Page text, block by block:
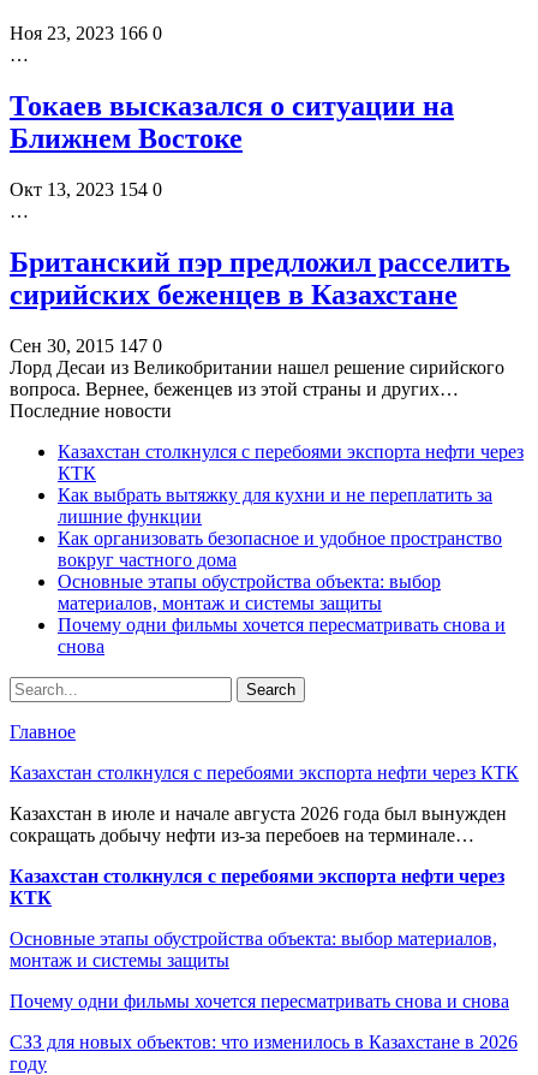
Ноя 23, 2023 166 0
…
Токаев высказался о ситуации на
Ближнем Востоке
Окт 13, 2023 154 0
…
Британский пэр предложил расселить
сирийских беженцев в Казахстане
Сен 30, 2015 147 0
Лорд Десаи из Великобритании нашел решение сирийского
вопроса. Вернее, беженцев из этой страны и других…
Последние новости
Казахстан столкнулся с перебоями экспорта нефти через
КТК
Как выбрать вытяжку для кухни и не переплатить за
лишние функции
Как организовать безопасное и удобное пространство
вокруг частного дома
Основные этапы обустройства объекта: выбор
материалов, монтаж и системы защиты
Почему одни фильмы хочется пересматривать снова и
снова
Главное
Казахстан столкнулся с перебоями экспорта нефти через КТК
Казахстан в июле и начале августа 2026 года был вынужден
сокращать добычу нефти из-за перебоев на терминале…
Казахстан столкнулся с перебоями экспорта нефти через
КТК
Основные этапы обустройства объекта: выбор материалов,
монтаж и системы защиты
Почему одни фильмы хочется пересматривать снова и снова
СЗЗ для новых объектов: что изменилось в Казахстане в 2026
году